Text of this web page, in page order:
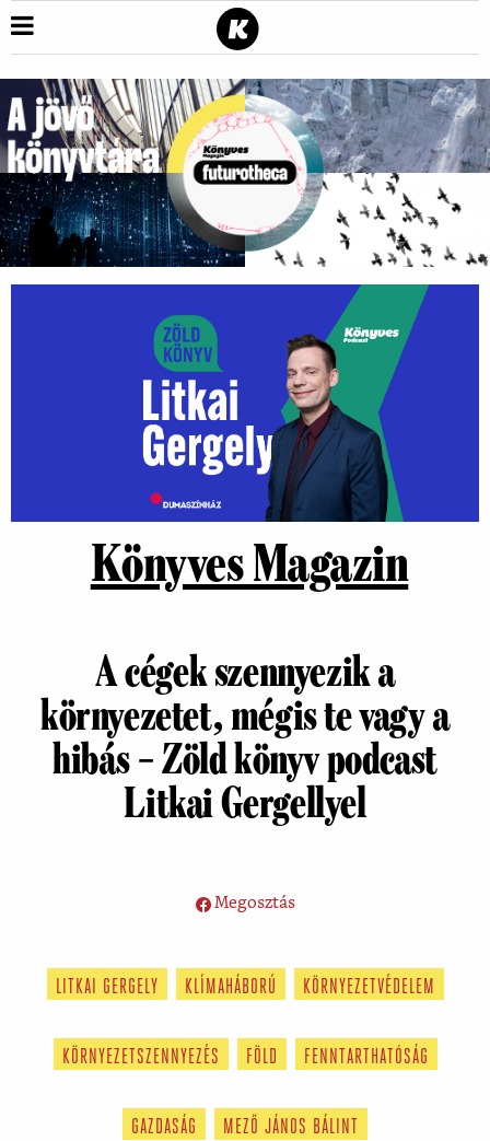
Könyves Magazin
A cégek szennyezik a
környezetet, mégis te vagy a
hibás – Zöld könyv podcast
Litkai Gergellyel
Megosztás
LITKAI GERGELY KLÍMAHÁBORÚ KÖRNYEZETVÉDELEM
KÖRNYEZETSZENNYEZÉS FÖLD FENNTARTHATÓSÁG
GAZDASÁG MEZŐ JÁNOS BÁLINT